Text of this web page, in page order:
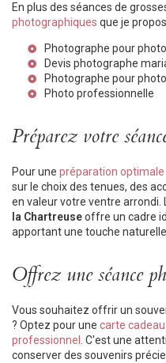
En plus des séances de
photographiques que je
Photographe pour
Devis photographe
Photographe pour
Photo professionnelle
Préparez votre
Pour une préparation
sur le choix des tenues, des
en valeur votre ventre arrondi.
la Chartreuseoffre un cadre
apportant une touche
Offrez une séance
Vous souhaitez offrir un
? Optez pour une carte
professionnel
. C'est une
conserver des souvenirs